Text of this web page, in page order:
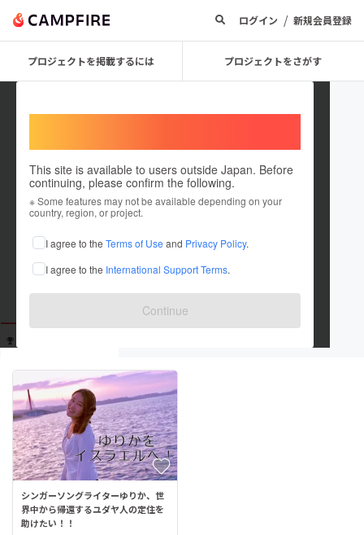
ログイン / 新規会員登録
プロジェクトを掲載するには プロジェクトをさがす
This site is available to users outside Japan. Before
continuing, please confirm the following.
※ Some features may not be available depending on your
country, region, or project.
I agree to the Terms of Use and Privacy Policy.
I agree to the International Support Terms.
Continue
Sylph
出身国：未設定
シンガーソングライターゆりか、世
界中から帰還するユダヤ人の定住を
助けたい！！